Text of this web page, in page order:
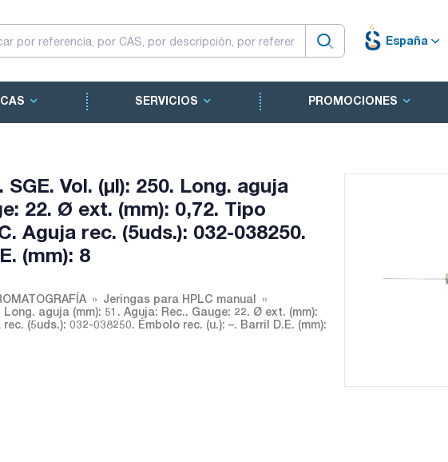
España
SERVICIOS PROMOCIONES
Vol. (µl): 250. Long. aguja
22. Ø ext. (mm): 0,72. Tipo
Aguja rec. (5uds.): 032-038250.
(mm): 8
Jeringas para HPLC manual
aguja (mm): 51. Aguja: Rec.. Gauge: 22. Ø ext. (mm):
(5uds.): 032-038250. Émbolo rec. (u.): –. Barril D.E. (mm):